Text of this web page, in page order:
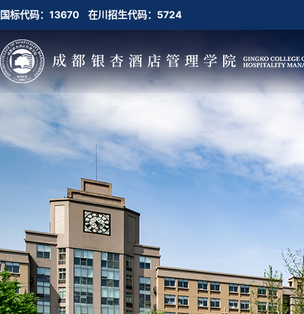
国标代码：13670 在川招生代码：5724